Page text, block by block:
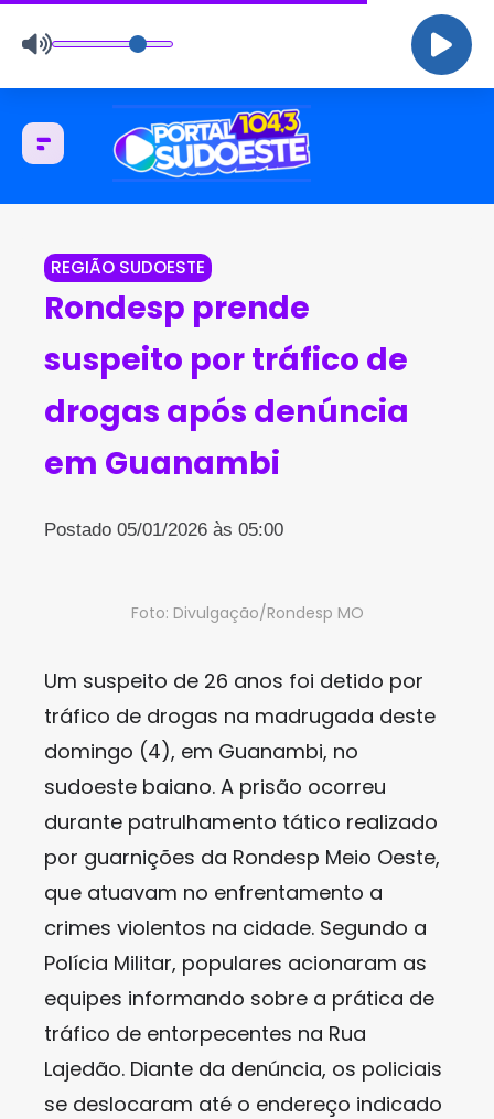
REGIÃO SUDOESTE
Rondesp prende
suspeito por tráfico de
drogas após denúncia
em Guanambi
Postado 05/01/2026 às 05:00
Foto: Divulgação/Rondesp MO
Um suspeito de 26 anos foi detido por
tráfico de drogas na madrugada deste
domingo (4), em Guanambi, no
sudoeste baiano. A prisão ocorreu
durante patrulhamento tático realizado
por guarnições da Rondesp Meio Oeste,
que atuavam no enfrentamento a
crimes violentos na cidade. Segundo a
Polícia Militar, populares acionaram as
equipes informando sobre a prática de
tráfico de entorpecentes na Rua
Lajedão. Diante da denúncia, os policiais
se deslocaram até o endereço indicado